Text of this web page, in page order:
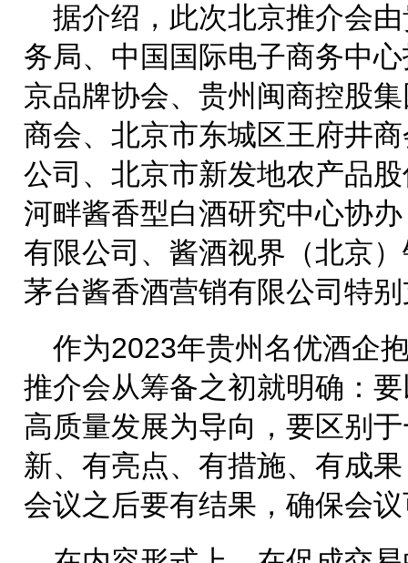
据介绍，此次北京推介会
务局、中国国际电子商务中
京品牌协会、贵州闽商控股
商会、北京市东城区王府井
公司、北京市新发地农产品
河畔酱香型白酒研究中心协
有限公司、酱酒视界（北京
茅台酱香酒营销有限公司特
作为2023年贵州名优酒企
推介会从筹备之初就明确：
高质量发展为导向，要区别
新、有亮点、有措施、有成
会议之后要有结果，确保会